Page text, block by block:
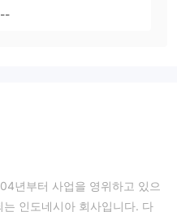
--
년부터 사업을 영위하고 있으
인도네시아 회사입니다. 다